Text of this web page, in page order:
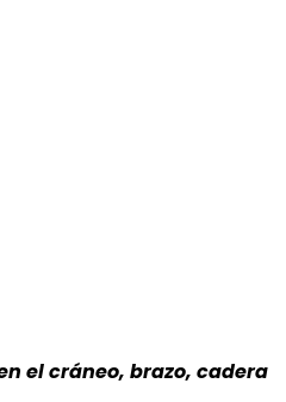
el cráneo, brazo, cadera